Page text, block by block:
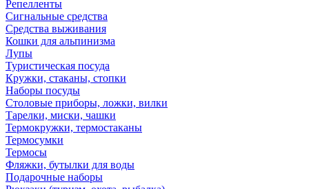
Репелленты
Сигнальные средства
Средства выживания
Кошки для альпинизма
Лупы
Туристическая посуда
Кружки, стаканы, стопки
Наборы посуды
Столовые приборы, ложки, вилки
Тарелки, миски, чашки
Термокружки, термостаканы
Термосумки
Термосы
Фляжки, бутылки для воды
Подарочные наборы